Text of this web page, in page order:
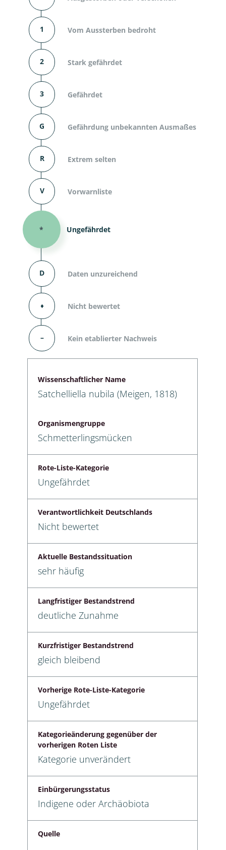
1 Vom Aussterben bedroht
2 Stark gefährdet
3 Gefährdet
G Gefährdung unbekannten Ausmaßes
R Extrem selten
V Vorwarnliste
* Ungefährdet
D Daten unzureichend
⬧ Nicht bewertet
– Kein etablierter Nachweis
Wissenschaftlicher Name
Satchelliella nubila (Meigen, 1818)
Organismengruppe
Schmetterlingsmücken
Rote-Liste-Kategorie
Ungefährdet
Verantwortlichkeit Deutschlands
Nicht bewertet
Aktuelle Bestandssituation
sehr häufig
Langfristiger Bestandstrend
deutliche Zunahme
Kurzfristiger Bestandstrend
gleich bleibend
Vorherige Rote-Liste-Kategorie
Ungefährdet
Kategorieänderung gegenüber der
vorherigen Roten Liste
Kategorie unverändert
Einbürgerungsstatus
Indigene oder Archäobiota
Quelle